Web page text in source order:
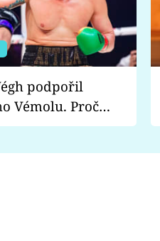
Vémolu. Proč
zápasit s ním než